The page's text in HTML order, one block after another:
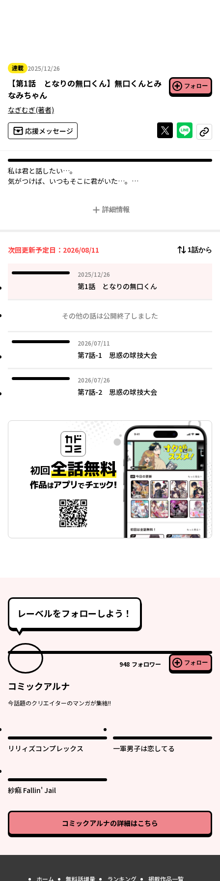
連載 2025/12/26
2025年12月26日
【第1話 となりの無口くん】 無口くんとみ
なみちゃん
フォロー
なぎむぎ(著者)
応援メッセージ Xで投稿する
ライン
コピー
私は君と話したい…。
気がつけば、いつもそこに君がいた…。
詳細情報
次回更新予定日：2026/08/11 1話から
2025/12/26
2025年12月26日
第1話 となりの無口くん
その他の話は公開終了しました
2026/07/11
2026年07月11日
第7話-1 思惑の球技大会
2026/07/26
2026年07月26日
第7話-2 思惑の球技大会
レーベルをフォローしよう！
948 フォロワー フォロー
コミックアルナ
今話題のクリエイターのマンガが集結!!
リリィズコンプレックス 一軍男子は恋してる
紗痲 Fallin' Jail
コミックアルナの詳細はこちら
ホーム 無料話増量 ランキング 掲載作品一覧